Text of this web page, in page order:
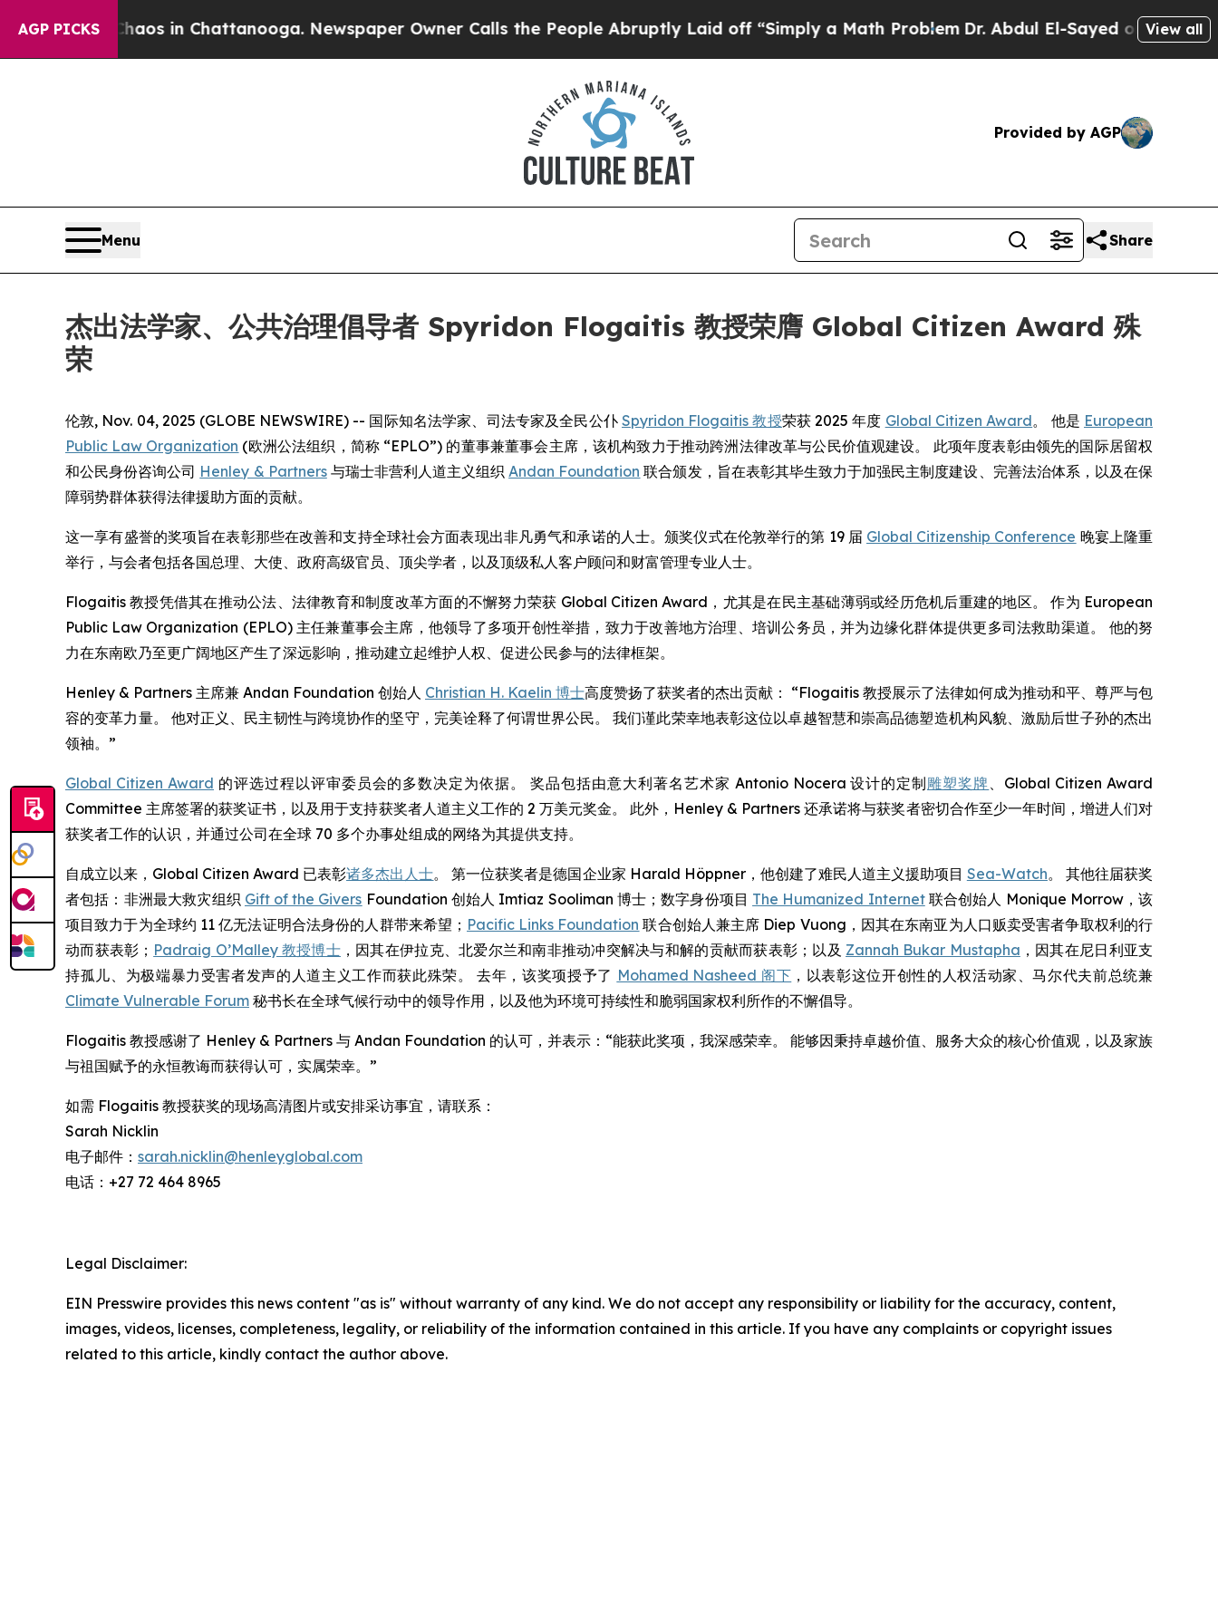
AGP PICKSChaos in Chattanooga. Newspaper Owner Calls the People Abruptly Laid off “Simply a Math ProblemDr. Abdul El-Sayed on HistoricView all
Provided by AGP
Menu Share
杰出法学家、公共治理倡导者 Spyridon Flogaitis 教授荣膺 Global Citizen Award 殊
荣
伦敦, Nov. 04, 2025 (GLOBE NEWSWIRE) -- 国际知名法学家、司法专家及全民公仆Spyridon Flogaitis 教授荣获 2025 年度 Global Citizen Award。 他是 European
Public Law Organization (欧洲公法组织，简称 “EPLO”) 的董事兼董事会主席，该机构致力于推动跨洲法律改革与公民价值观建设。 此项年度表彰由领先的国际居留权
和公民身份咨询公司 Henley & Partners与瑞士非营利人道主义组织Andan Foundation 联合颁发，旨在表彰其毕生致力于加强民主制度建设、完善法治体系，以及在保
障弱势群体获得法律援助方面的贡献。
这一享有盛誉的奖项旨在表彰那些在改善和支持全球社会方面表现出非凡勇气和承诺的人士。颁奖仪式在伦敦举行的第 19 届 Global Citizenship Conference 晚宴上隆重
举行，与会者包括各国总理、大使、政府高级官员、顶尖学者，以及顶级私人客户顾问和财富管理专业人士。
Flogaitis 教授凭借其在推动公法、法律教育和制度改革方面的不懈努力荣获 Global Citizen Award，尤其是在民主基础薄弱或经历危机后重建的地区。 作为 European
Public Law Organization (EPLO) 主任兼董事会主席，他领导了多项开创性举措，致力于改善地方治理、培训公务员，并为边缘化群体提供更多司法救助渠道。 他的努
力在东南欧乃至更广阔地区产生了深远影响，推动建立起维护人权、促进公民参与的法律框架。
Henley & Partners 主席兼 Andan Foundation 创始人 Christian H. Kaelin 博士高度赞扬了获奖者的杰出贡献： “Flogaitis 教授展示了法律如何成为推动和平、尊严与包
容的变革力量。 他对正义、民主韧性与跨境协作的坚守，完美诠释了何谓世界公民。 我们谨此荣幸地表彰这位以卓越智慧和崇高品德塑造机构风貌、激励后世子孙的杰出
领袖。”
Global Citizen Award 的评选过程以评审委员会的多数决定为依据。 奖品包括由意大利著名艺术家 Antonio Nocera 设计的定制雕塑奖牌、Global Citizen Award
Committee 主席签署的获奖证书，以及用于支持获奖者人道主义工作的 2 万美元奖金。 此外，Henley & Partners 还承诺将与获奖者密切合作至少一年时间，增进人们对
获奖者工作的认识，并通过公司在全球 70 多个办事处组成的网络为其提供支持。
自成立以来，Global Citizen Award 已表彰诸多杰出人士。 第一位获奖者是德国企业家 Harald Höppner，他创建了难民人道主义援助项目 Sea-Watch。 其他往届获奖
者包括：非洲最大救灾组织 Gift of the Givers Foundation 创始人 Imtiaz Sooliman 博士；数字身份项目 The Humanized Internet联合创始人 Monique Morrow，该
项目致力于为全球约 11 亿无法证明合法身份的人群带来希望； Pacific Links Foundation 联合创始人兼主席 Diep Vuong，因其在东南亚为人口贩卖受害者争取权利的行
动而获表彰； Padraig O’Malley 教授博士，因其在伊拉克、北爱尔兰和南非推动冲突解决与和解的贡献而获表彰；以及 Zannah Bukar Mustapha ，因其在尼日利亚支
持孤儿、为极端暴力受害者发声的人道主义工作而获此殊荣。 去年，该奖项授予了 Mohamed Nasheed 阁下 ，以表彰这位开创性的人权活动家、马尔代夫前总统兼
Climate Vulnerable Forum 秘书长在全球气候行动中的领导作用，以及他为环境可持续性和脆弱国家权利所作的不懈倡导。
Flogaitis 教授感谢了 Henley & Partners 与 Andan Foundation 的认可，并表示：“能获此奖项，我深感荣幸。 能够因秉持卓越价值、服务大众的核心价值观，以及家族
与祖国赋予的永恒教诲而获得认可，实属荣幸。”
如需 Flogaitis 教授获奖的现场高清图片或安排采访事宜，请联系：
Sarah Nicklin
电子邮件： sarah.nicklin@henleyglobal.com
电话：+27 72 464 8965
Legal Disclaimer:
EIN Presswire provides this news content "as is" without warranty of any kind. We do not accept any responsibility or liability for the accuracy, content,
images, videos, licenses, completeness, legality, or reliability of the information contained in this article. If you have any complaints or copyright issues
related to this article, kindly contact the author above.